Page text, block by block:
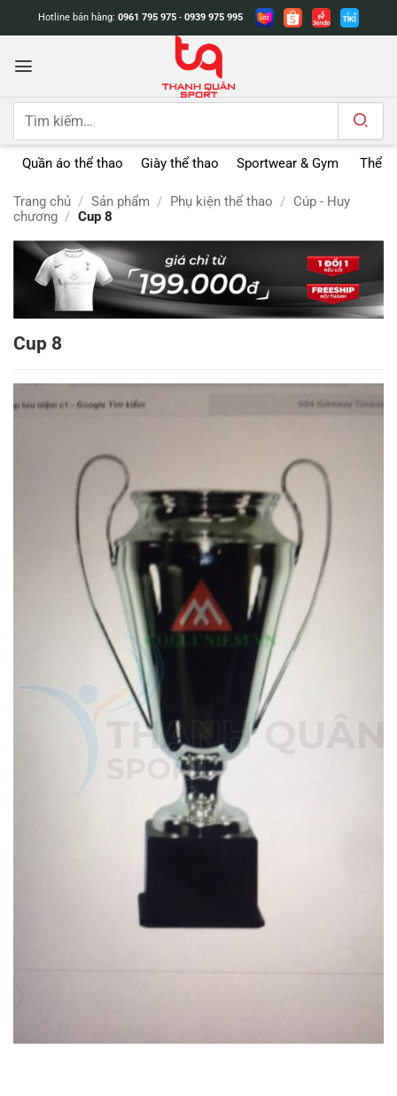
dung
Hotline bán hàng: 0961 795 975 - 0939 975 995
Tìm
Quần áo thể thao Giày thể thao Sportwear & Gym Thể
Trang chủ / Sản phẩm / Phụ kiện thể thao / Cúp - Huy
chương / Cup 8
Cup 8